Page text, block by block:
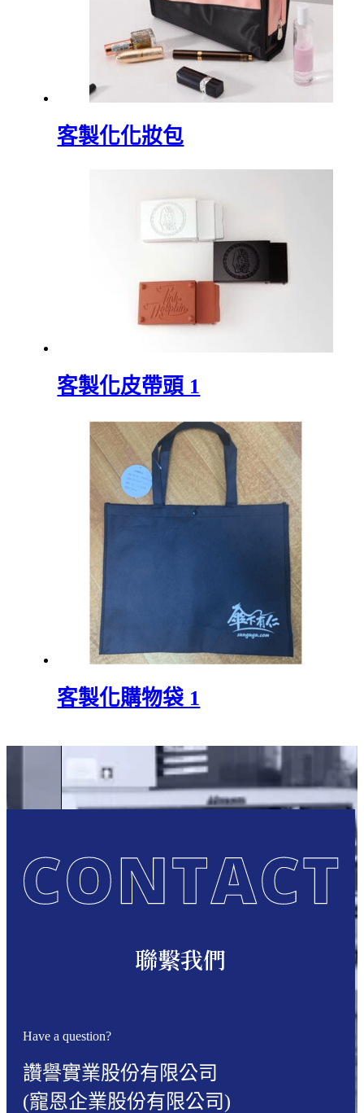
客製化化妝包
客製化皮帶頭 1
客製化購物袋 1
聯繫我們
Have a question?
讚譽實業股份有限公司
(寵恩企業股份有限公司)